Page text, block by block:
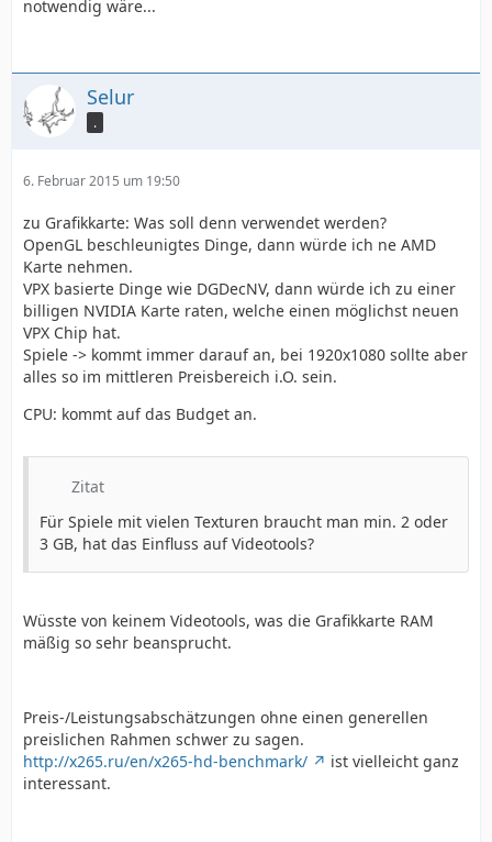
notwendig wäre...
Selur
.
6. Februar 2015 um 19:50
zu Grafikkarte: Was soll denn verwendet werden?
OpenGL beschleunigtes Dinge, dann würde ich ne AMD
Karte nehmen.
VPX basierte Dinge wie DGDecNV, dann würde ich zu einer
billigen NVIDIA Karte raten, welche einen möglichst neuen
VPX Chip hat.
Spiele -> kommt immer darauf an, bei 1920x1080 sollte aber
alles so im mittleren Preisbereich i.O. sein.
CPU: kommt auf das Budget an.
Zitat
Für Spiele mit vielen Texturen braucht man min. 2 oder
3 GB, hat das Einfluss auf Videotools?
Wüsste von keinem Videotools, was die Grafikkarte RAM
mäßig so sehr beansprucht.
Preis-/Leistungsabschätzungen ohne einen generellen
preislichen Rahmen schwer zu sagen.
http://x265.ru/en/x265-hd-benchmark/
ist vielleicht ganz
interessant.